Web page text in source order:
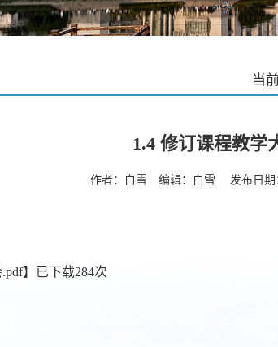
当
1.4 修订课程教学
作者：白雪 编辑：白雪 发布日期
】已下载284次